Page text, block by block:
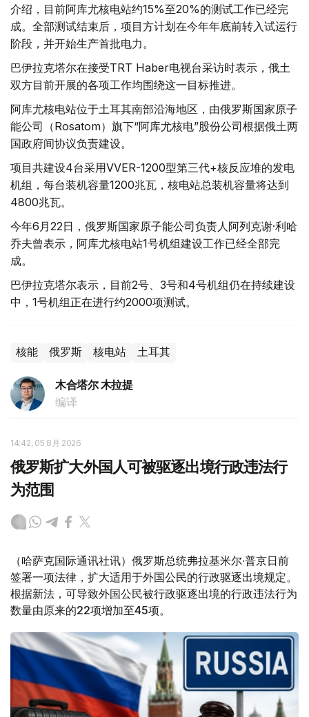
介绍，目前阿库尤核电站约15%至20%的测试工作已经完
成。全部测试结束后，项目方计划在今年年底前转入试运行
阶段，并开始生产首批电力。
巴伊拉克塔尔在接受TRT Haber电视台采访时表示，俄土
双方目前开展的各项工作均围绕这一目标推进。
阿库尤核电站位于土耳其南部沿海地区，由俄罗斯国家原子
能公司（Rosatom）旗下“阿库尤核电”股份公司根据俄土两
国政府间协议负责建设。
项目共建设4台采用VVER-1200型第三代+核反应堆的发电
机组，每台装机容量1200兆瓦，核电站总装机容量将达到
4800兆瓦。
今年6月22日，俄罗斯国家原子能公司负责人阿列克谢·利哈
乔夫曾表示，阿库尤核电站1号机组建设工作已经全部完
成。
巴伊拉克塔尔表示，目前2号、3号和4号机组仍在持续建设
中，1号机组正在进行约2000项测试。
核能 俄罗斯 核电站 土耳其
木合塔尔 木拉提
编译
14:42, 05 8月 2026
俄罗斯扩大外国人可被驱逐出境行政违法行
为范围
（哈萨克国际通讯社讯）俄罗斯总统弗拉基米尔·普京日前
签署一项法律，扩大适用于外国公民的行政驱逐出境规定。
根据新法，可导致外国公民被行政驱逐出境的行政违法行为
数量由原来的22项增加至45项。